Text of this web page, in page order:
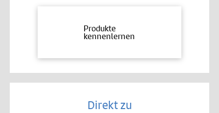
Produkte
kennenlernen
Direkt zu